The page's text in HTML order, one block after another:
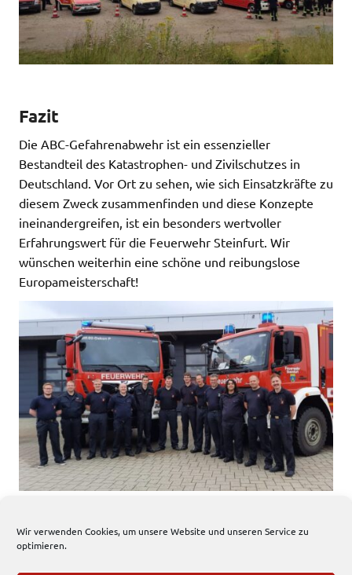
Wir verwenden Cookies, um unsere Website und unseren Service zu
optimieren.
Fazit
Die ABC-Gefahrenabwehr ist ein essenzieller
Bestandteil des Katastrophen- und Zivilschutzes in
Deutschland. Vor Ort zu sehen, wie sich Einsatzkräfte zu
diesem Zweck zusammenfinden und diese Konzepte
ineinandergreifen, ist ein besonders wertvoller
Erfahrungswert für die Feuerwehr Steinfurt. Wir
wünschen weiterhin eine schöne und reibungslose
Europameisterschaft!
1009 total views, 1 views today